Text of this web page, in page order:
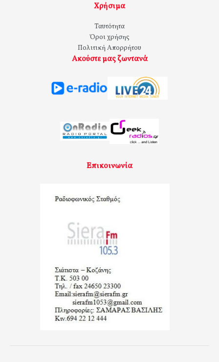
Χρήσιμα
Ταυτότητα
Όροι χρήσης
Πολιτική Απορρήτου
Ακούστε μας ζωντανά
Επικοινωνία